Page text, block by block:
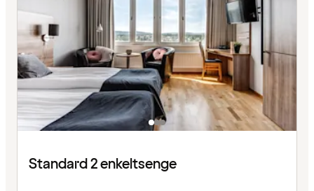
Standard 2 enkeltsenge